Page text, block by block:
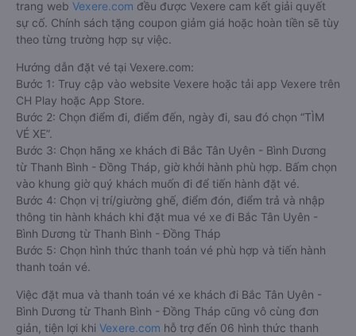
trang web Vexere.com đều được Vexere cam kết giải quyết
sự cố. Chính sách tặng coupon giảm giá hoặc hoàn tiền sẽ tùy
theo từng trường hợp sự việc.
Hướng dẫn đặt vé tại Vexere.com:
Bước 1: Truy cập vào website Vexere hoặc tải app Vexere trên
CH Play hoặc App Store.
Bước 2: Chọn điểm đi, điểm đến, ngày đi, sau đó chọn “TÌM
VÉ XE”.
Bước 3: Chọn hãng xe khách đi Bắc Tân Uyên - Bình Dương
từ Thanh Bình - Đồng Tháp, giờ khởi hành phù hợp. Bấm chọn
vào khung giờ quý khách muốn đi để tiến hành đặt vé.
Bước 4: Chọn vị trí/giường ghế, điểm đón, điểm trả và nhập
thông tin hành khách khi đặt mua vé xe đi Bắc Tân Uyên -
Bình Dương từ Thanh Bình - Đồng Tháp
Bước 5: Chọn hình thức thanh toán vé phù hợp và tiến hành
thanh toán vé.
Việc đặt mua và thanh toán vé xe khách đi Bắc Tân Uyên -
Bình Dương từ Thanh Bình - Đồng Tháp cũng vô cùng đơn
giản, tiện lợi khi Vexere.com hỗ trợ đến 06 hình thức thanh